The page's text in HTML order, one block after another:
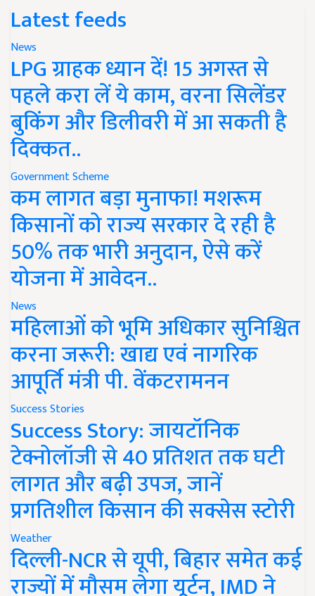
Latest feeds
News
LPG ग्राहक ध्यान दें! 15 अगस्त से
पहले करा लें ये काम, वरना सिलेंडर
बुकिंग और डिलीवरी में आ सकती है
दिक्कत..
Government Scheme
कम लागत बड़ा मुनाफा! मशरूम
किसानों को राज्य सरकार दे रही है
50% तक भारी अनुदान, ऐसे करें
योजना में आवेदन..
News
महिलाओं को भूमि अधिकार सुनिश्चित
करना जरूरी: खाद्य एवं नागरिक
आपूर्ति मंत्री पी. वेंकटरामनन
Success Stories
Success Story: जायटॉनिक
टेक्नोलॉजी से 40 प्रतिशत तक घटी
लागत और बढ़ी उपज, जानें
प्रगतिशील किसान की सक्सेस स्टोरी
Weather
दिल्ली-NCR से यूपी, बिहार समेत कई
राज्यों में मौसम लेगा यूर्टन, IMD ने